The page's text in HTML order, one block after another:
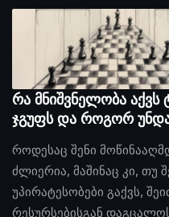
რა მნიშვნელობა აქვს
ჯგუფს და როგორ
როდესაც შენი
ძლიერია, მაშინაც კი, თუ
უპირატესობები გაქვს,
რესურსებისგან